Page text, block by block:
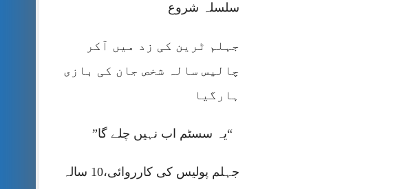
سلسلہ شروع
جہلم ٹرین کی زد میں آکر
چالیس سالہ شخص جان کی بازی
ہارگیا
“یہ سسٹم اب نہیں چلے گا”
جہلم پولیس کی کارروائی،10 سالہ